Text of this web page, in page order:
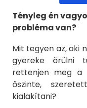
Tényleg én
probléma van?
Mit tegyen az, aki
gyereke örülni
rettenjen meg a
őszinte,
kialakítani?